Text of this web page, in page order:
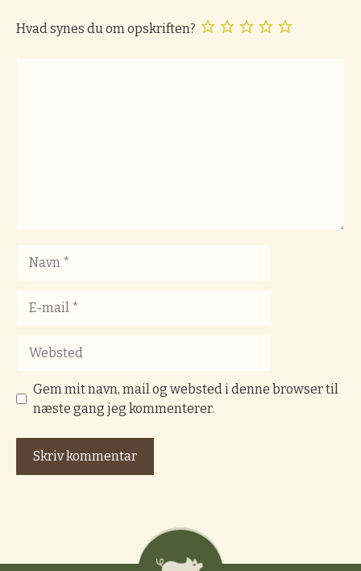
Hvad synes du om opskriften?
mail
Websted
Gem mit navn, mail og websted i denne browser til
næste gang jeg kommenterer.